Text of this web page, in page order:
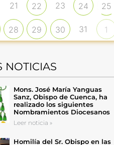
21 22 23 24 25
28 29 30 31 1
NOTICIAS
Mons. José María Yanguas
Sanz, Obispo de Cuenca, ha
realizado los siguientes
Nombramientos Diocesanos
Leer noticia »
Homilía del Sr. Obispo en las